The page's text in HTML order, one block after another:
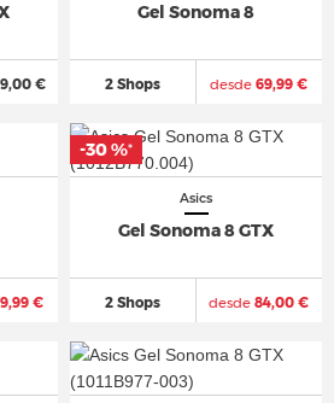
€
Gel Sonoma 8
2 Shops desde 69,99 €
€
Asics
Gel Sonoma 8 GTX
2 Shops desde 84,00 €
-30 %*